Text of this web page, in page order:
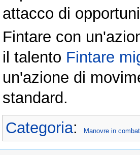
attacco di
Fintare con
il talento Fintare
un'azione di
standard.
Categoria: Manovre in